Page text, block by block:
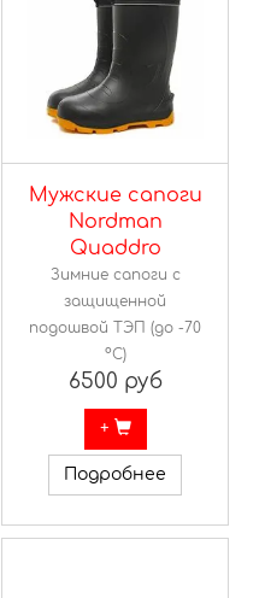
Мужские сапоги
Nordman
Quaddro
Зимние сапоги с
защищенной
подошвой ТЭП (до -70
ºС)
6500 руб
+
Подробнее